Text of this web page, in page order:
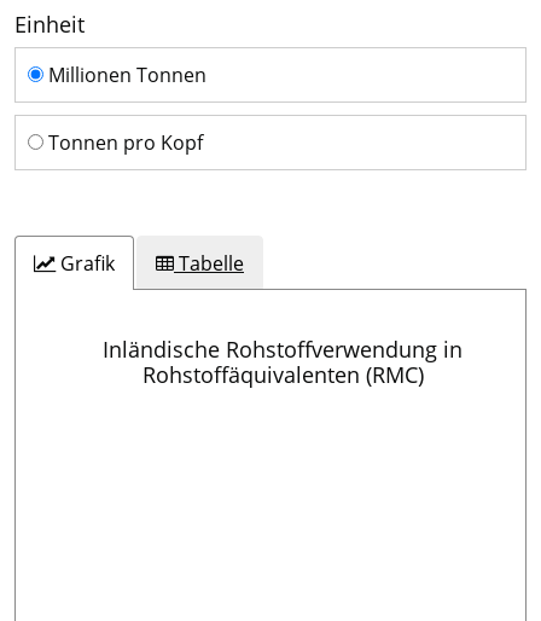
Einheit
Einheit
Millionen Tonnen
Tonnen pro Kopf
Grafik Tabelle
Inländische Rohstoffverwendung in
Rohstoffäquivalenten (RMC)